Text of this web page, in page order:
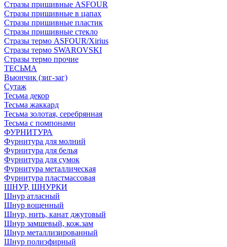
Стразы пришивные ASFOUR
Стразы пришивные в цапах
Стразы пришивные пластик
Стразы пришивные стекло
Стразы термо ASFOUR/Xirius
Стразы термо SWAROVSKI
Стразы термо прочие
ТЕСЬМА
Вьюнчик (зиг-заг)
Сутаж
Тесьма декор
Тесьма жаккард
Тесьма золотая, серебрянная
Тесьма с помпонами
ФУРНИТУРА
Фурнитура для молний
Фурнитура для белья
Фурнитура для сумок
Фурнитура металлическая
Фурнитура пластмассовая
ШНУР, ШНУРКИ
Шнур атласный
Шнур вощенный
Шнур, нить, канат джутовый
Шнур замшевый, кож.зам
Шнур металлизированный
Шнур полиэфирный